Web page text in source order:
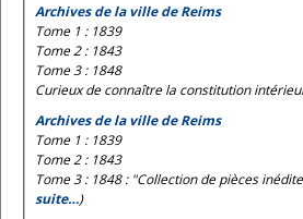
Archives de la ville de Reims
Tome 1 : 1839
Tome 2 : 1843
Tome 3 : 1848
Curieux de connaître la constitution
Archives de la ville de Reims
Tome 1 : 1839
Tome 2 : 1843
Tome 3 : 1848 : "Collection de pièces
suite…)